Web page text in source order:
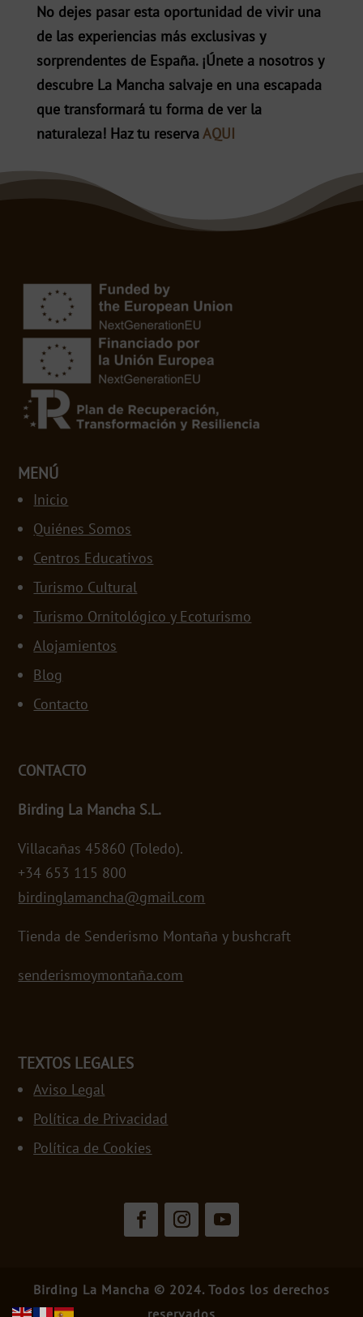
No dejes pasar esta oportunidad de vivir una
de las experiencias más exclusivas y
sorprendentes de España. ¡Únete a nosotros y
descubre La Mancha salvaje en una escapada
que transformará tu forma de ver la
naturaleza! Haz tu reservaAQUI
MENÚ
Inicio
Quiénes Somos
Centros Educativos
Turismo Cultural
Turismo Ornitológico y Ecoturismo
Alojamientos
Blog
Contacto
CONTACTO
Birding La Mancha S.L.
Villacañas 45860 (Toledo).
+34 653 115 800
birdinglamancha@gmail.com
Tienda de Senderismo Montaña y bushcraft
senderismoymontaña.com
TEXTOS LEGALES
Aviso Legal
Política de Privacidad
Política de Cookies
Birding La Mancha © 2024. Todos los derechos